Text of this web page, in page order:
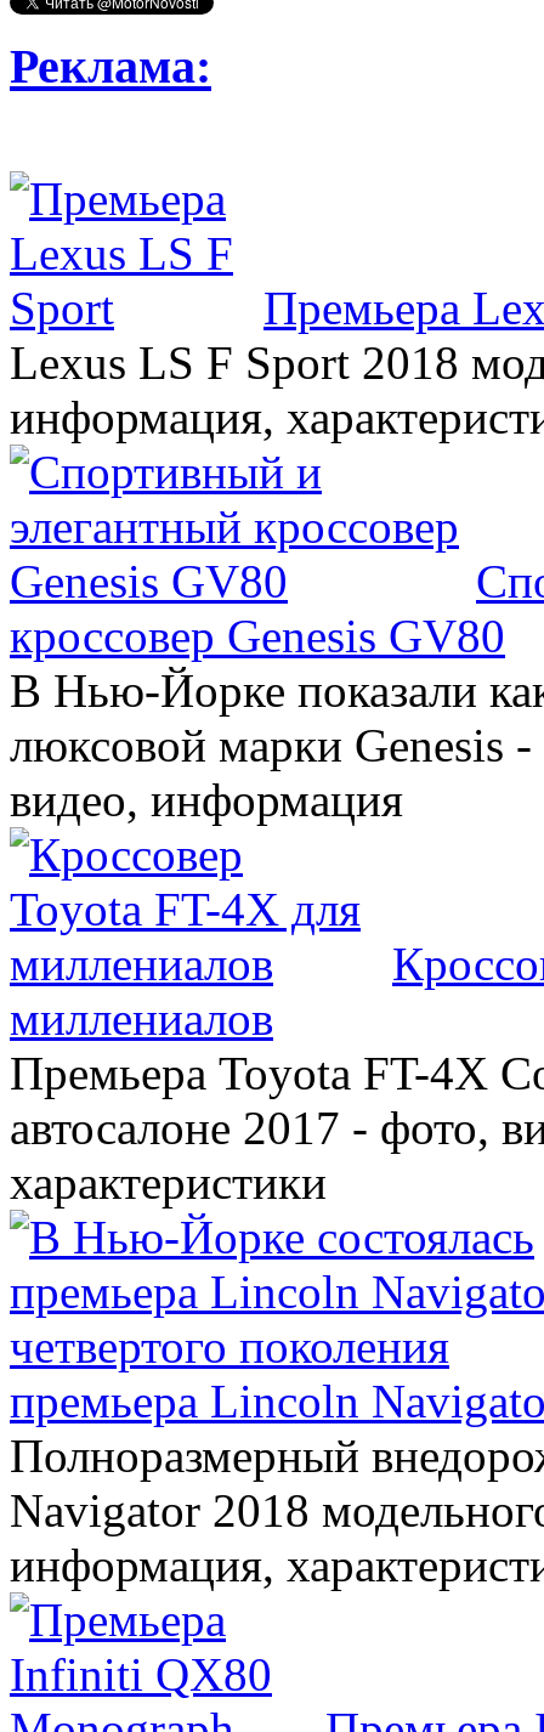
Реклама:
Премьера
Lexus LS F Sport 2018
информация,
кроссовер Genesis GV80
В Нью-Йорке показали
люксовой марки Genesis
видео, информация
миллениалов
Премьера Toyota FT-4X
автосалоне 2017 - фото,
характеристики
премьера Lincoln
Полноразмерный
Navigator 2018
информация,